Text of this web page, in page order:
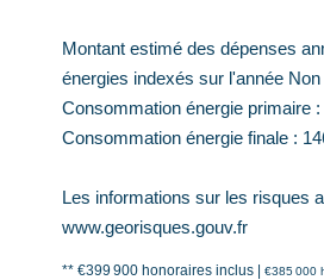
Montant estimé des dépenses
énergies indexés sur l'année
Consommation énergie primaire :
Consommation énergie finale :
Les informations sur les risques
www.georisques.gouv.fr
** €399 900 honoraires inclus €385 000